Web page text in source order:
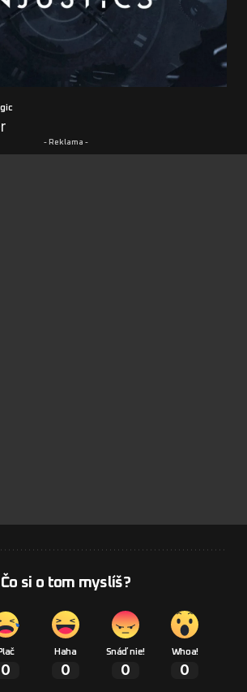
- Reklama -
Čo si o tom myslíš?
Plač
0
Haha
0
Snáď nie!
0
Whoa!
0